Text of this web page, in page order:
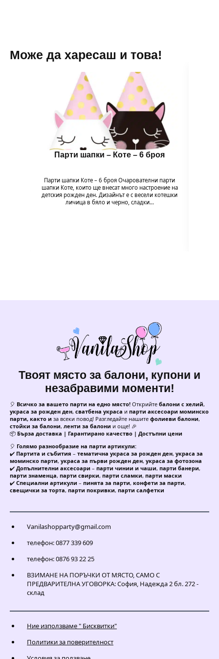
Може да харесаш и това!
Парти шапки – Коте – 6 броя
Парти шапки Коте – 6 броя Очарователни парти
шапки Коте, които ще внесат много настроение на
детския рожден ден. Дизайнът е с весели котешки
личица в бяло и черно, сладки…
Твоят място за балони, купони и
незабравими моменти!
🎈 Всичко за вашето парти на едно място! Открийте балони с хелий,
украса за рожден ден, сватбена украса и парти аксесоари моминско
парти, както и за всеки повод! Разгледайте нашите фолиеви балони,
стойки за балони, ленти за балони и още! 🎉
📦 Бърза доставка | Гарантирано качество | Достъпни цени
🎈 Голямо разнообразие на парти артикули:
✔️ Партита и събития – тематична украса за рожден ден, украса за
моминско парти, украса за първи рожден ден, украса за фотозона
✔️ Допълнителни аксесоари – парти чинии и чаши, парти банери,
парти знаменца, парти свирки, парти сламки, парти маски
✔️ Специални артикули – пинята за парти, конфети за парти,
свещички за торта, парти покривки, парти салфетки
Vanilashopparty@gmail.com
телефон: 0877 339 609
телефон: 0876 93 22 25
ВЗИМАНЕ НА ПОРЪЧКИ ОТ МЯСТО, САМО С
ПРЕДВАРИТЕЛНА УГОВОРКА: София, Надежда 2 бл. 272 -
склад
Ние използваме " Бисквитки"
Политики за поверителност